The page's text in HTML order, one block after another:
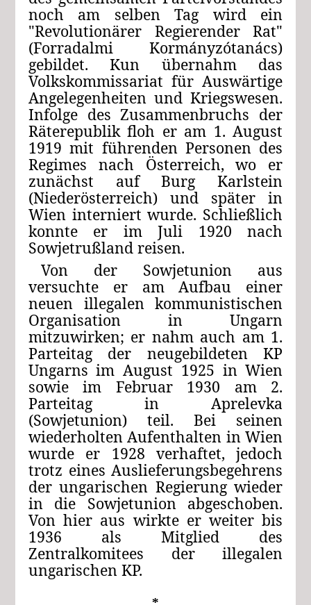
noch am selben Tag wird ein
"Revolutionärer Regierender Rat"
(Forradalmi Kormányzótanács)
gebildet. Kun übernahm das
Volkskommissariat für Auswärtige
Angelegenheiten und Kriegswesen.
Infolge des Zusammenbruchs der
Räterepublik floh er am 1. August
1919 mit führenden Personen des
Regimes nach Österreich, wo er
zunächst auf Burg Karlstein
(Niederösterreich) und später in
Wien interniert wurde. Schließlich
konnte er im Juli 1920 nach
Sowjetrußland reisen.
Von der Sowjetunion aus
versuchte er am Aufbau einer
neuen illegalen kommunistischen
Organisation in Ungarn
mitzuwirken; er nahm auch am 1.
Parteitag der neugebildeten KP
Ungarns im August 1925 in Wien
sowie im Februar 1930 am 2.
Parteitag in Aprelevka
(Sowjetunion) teil. Bei seinen
wiederholten Aufenthalten in Wien
wurde er 1928 verhaftet, jedoch
trotz eines Auslieferungsbegehrens
der ungarischen Regierung wieder
in die Sowjetunion abgeschoben.
Von hier aus wirkte er weiter bis
1936 als Mitglied des
Zentralkomitees der illegalen
ungarischen KP.